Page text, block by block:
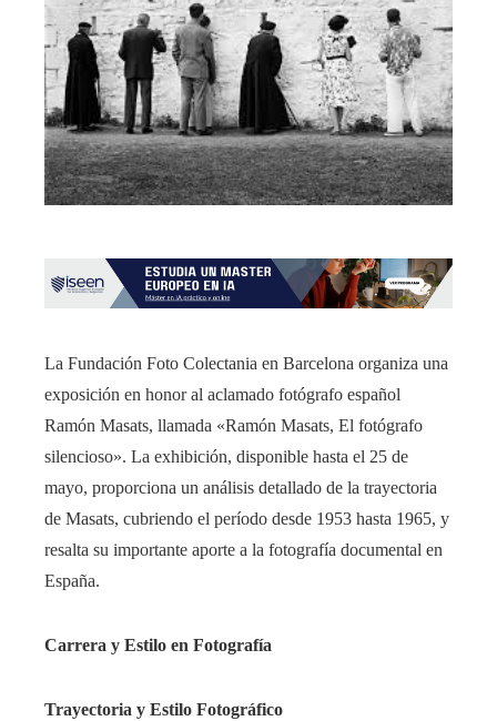
La Fundación Foto Colectania en Barcelona organiza una
exposición en honor al aclamado fotógrafo español
Ramón Masats, llamada «Ramón Masats, El fotógrafo
silencioso». La exhibición, disponible hasta el 25 de
mayo, proporciona un análisis detallado de la trayectoria
de Masats, cubriendo el período desde 1953 hasta 1965, y
resalta su importante aporte a la fotografía documental en
España.
Carrera y Estilo en Fotografía
Trayectoria y Estilo Fotográfico